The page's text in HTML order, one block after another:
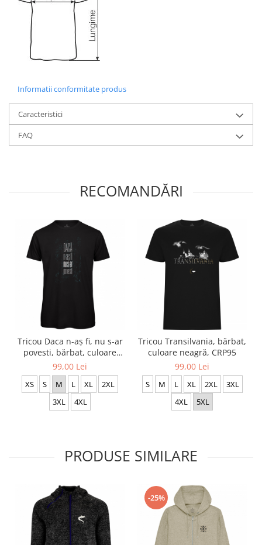
Informatii conformitate produs
Caracteristici
FAQ
RECOMANDĂRI
Tricou Daca n-aș fi, nu s-ar
povesti, bărbat, culoare
neagră, CT52
99,00 Lei
XS S M L XL
2XL
3XL
4XL
Tricou Transilvania, bărbat,
culoare neagră, CRP95
99,00 Lei
S M L XL 2XL
3XL
4XL
5XL
PRODUSE SIMILARE
-25%